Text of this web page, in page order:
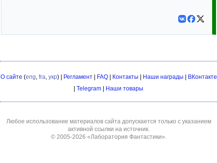
О сайте (eng, fra, укр) | Регламент| FAQ| Контакты Наши награды
ВКонтакте
Telegram Наши товары
Любое использование материалов сайта допускается только с указанием
активной ссылки на источник.
© 2005-2026 «Лаборатория Фантастики».